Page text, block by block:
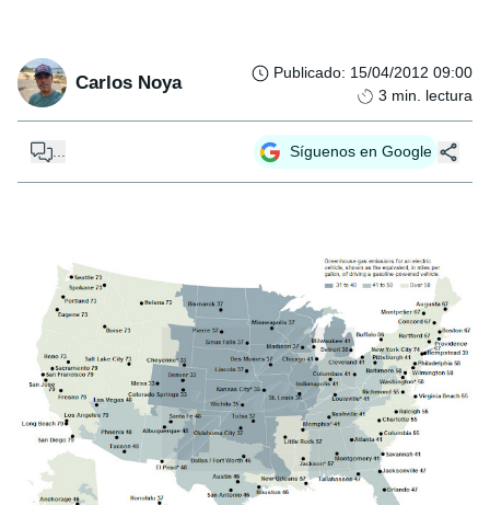
Carlos Noya Publicado: 15/04/2012 09:00
3 min. lectura
... Síguenos en Google